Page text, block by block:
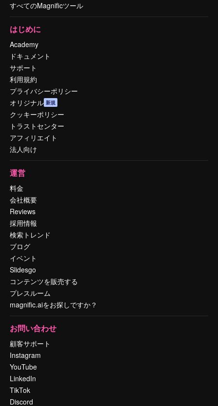
すべてのMagnificツール
はじめに
Academy
ドキュメント
サポート
利用規約
プライバシーポリシー
オリジナル 新規
クッキーポリシー
トラストセンター
アフィリエイト
法人向け
運営
料金
会社概要
Reviews
採用情報
検索トレンド
ブログ
イベント
Slidesgo
コンテンツを販売する
プレスルーム
magnific.aiをお探しですか？
お問い合わせ
顧客サポート
Instagram
YouTube
LinkedIn
TikTok
Discord